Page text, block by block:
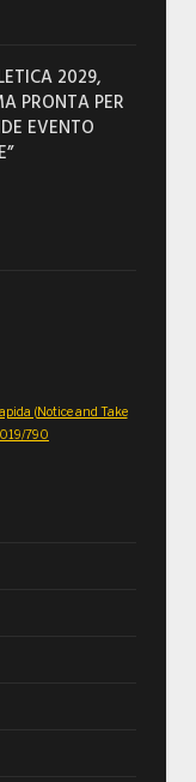
2029,
PRONTA PER
EVENTO
(Notice and Take
790